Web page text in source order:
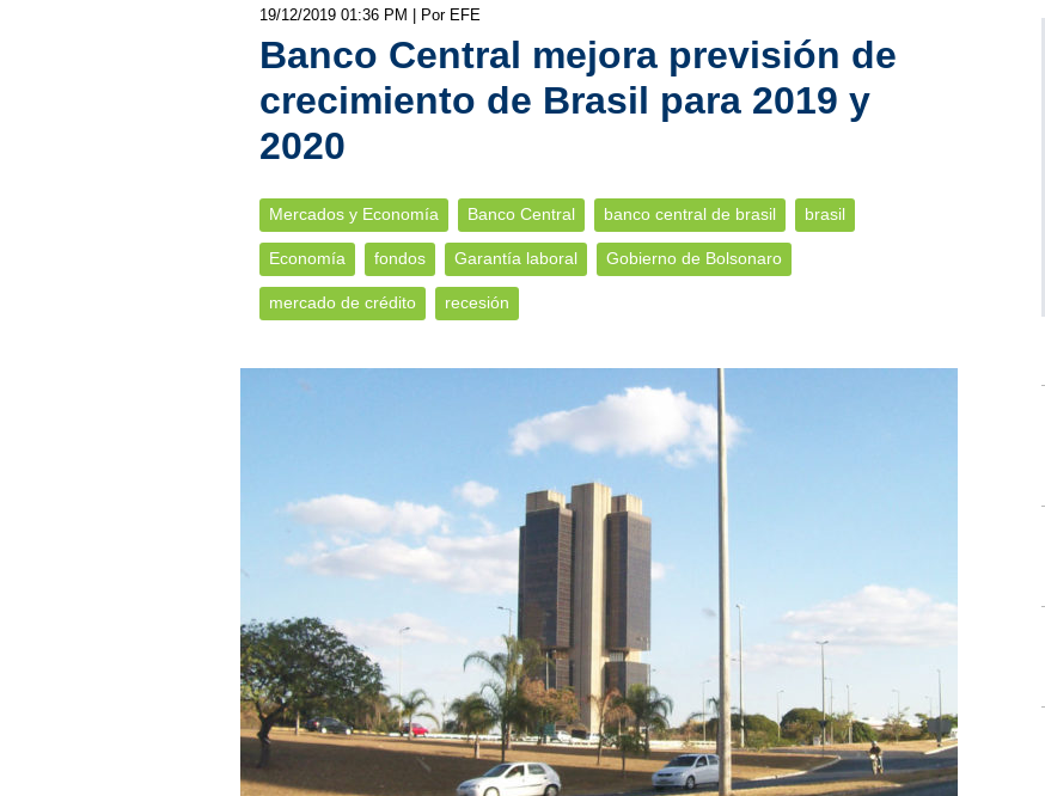
19/12/2019 01:36 PM | Por EFE
Banco Central mejora previsión de
crecimiento de Brasil para 2019 y
2020
Mercados y Economía Banco Central banco central de brasil brasil
Economía fondos Garantía laboral Gobierno de Bolsonaro
mercado de crédito recesión